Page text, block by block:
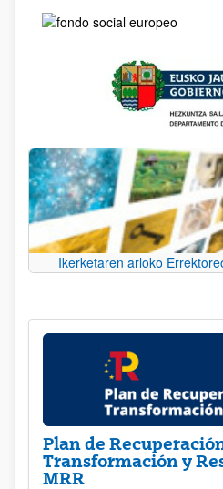
Ikerketaren arloko
Plan de
Transformación y
MRR